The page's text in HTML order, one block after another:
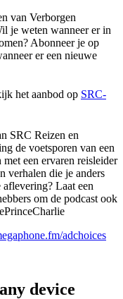
van Verborgen
je weten wanneer er in
Abonneer je op
er een nieuwe
het aanbod op SRC-
SRC Reizen en
de voetsporen van een
een ervaren reisleider
verhalen die je anders
Laat een
om de podcast ook
adchoices
device